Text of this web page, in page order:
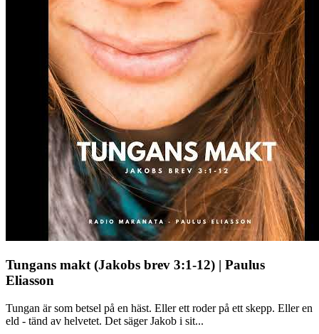
Tungans makt (Jakobs brev 3:1-12) | Paulus
Eliasson
Tungan är som betsel på en häst. Eller ett roder på ett skepp. Eller en
eld - tänd av helvetet. Det säger Jakob i sit...